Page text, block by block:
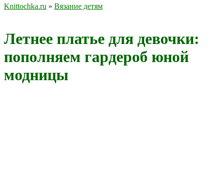
Knittochka.ru » Вязание детям
Летнее платье для девочки:
пополняем гардероб юной
модницы